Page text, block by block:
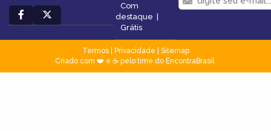
Com
destaque
Grátis
Termos| Privacidade
Sitemap
Criado com ❤️ e ☕ pelo time do EncontraBrasil